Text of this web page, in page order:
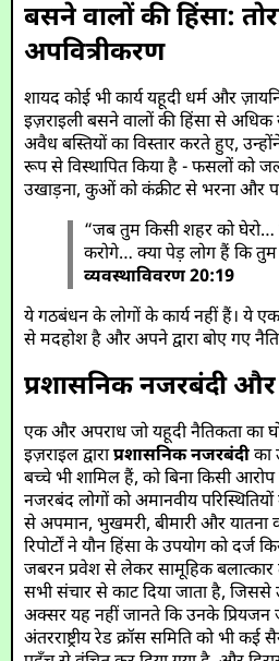
बसने वालों की हिंसा:
अपवित्रीकरण
शायद कोई भी कार्य यहूदी धर्म और
इज़राइली बसने वालों की हिंसा से अधिक
अवैध बस्तियों का विस्तार करते हुए,
रूप से विस्थापित किया है - फसलों को
उखाड़ना, कुओं को कंक्रीट से भरना और
“जब तुम किसी शहर को घेरो…
करोगे… क्या पेड़ लोग हैं कि तुम
व्यवस्थाविवरण 20:19
ये गठबंधन के लोगों के कार्य नहीं हैं। ये एक
से मदहोश है और अपने द्वारा बोए गए
प्रशासनिक नजरबंदी और
एक और अपराध जो यहूदी नैतिकता का
इज़राइल द्वाराप्रशासनिक नजरबंदीका
बच्चे भी शामिल हैं, को बिना किसी
नजरबंद लोगों को अमानवीय
से अपमान, भुखमरी, बीमारी और यातना
रिपोर्टों ने यौन हिंसा के उपयोग को
जबरन प्रवेश से लेकर सामूहिक बलात्कार
सभी संचार से काट दिया जाता है, जिससे
अक्सर यह नहीं जानते कि उनके प्रियजन
अंतरराष्ट्रीय रेड क्रॉस समिति को भी